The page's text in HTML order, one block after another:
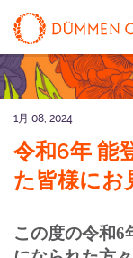
1月 08, 2024
令和6年 能
た皆様にお
この度の令和6